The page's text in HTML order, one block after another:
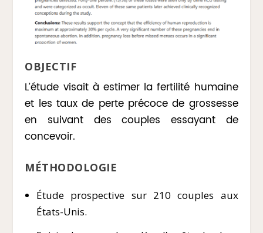
OBJECTIF
L’étude visait à estimer la fertilité humaine
et les taux de perte précoce de grossesse
en suivant des couples essayant de
concevoir.
MÉTHODOLOGIE
Étude prospective sur 210 couples aux
États-Unis.